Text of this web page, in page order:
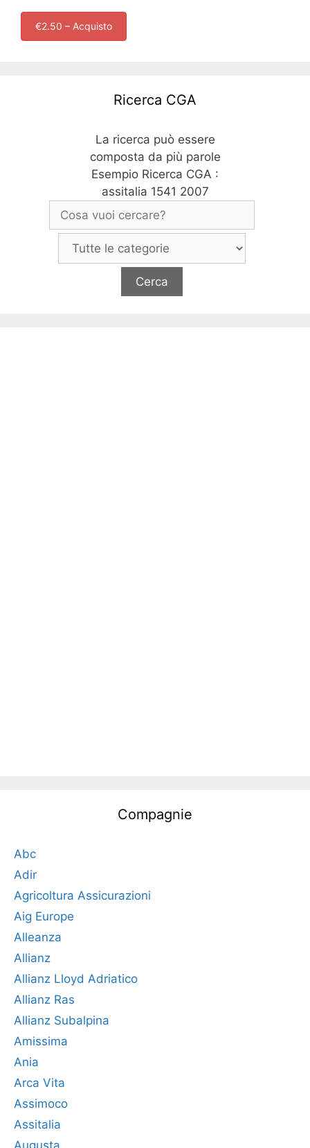
€2.50 – Acquisto
Ricerca CGA
La ricerca può essere
composta da più parole
Esempio Ricerca CGA :
assitalia 1541 2007
Compagnie
Abc
Adir
Agricoltura Assicurazioni
Aig Europe
Alleanza
Allianz
Allianz Lloyd Adriatico
Allianz Ras
Allianz Subalpina
Amissima
Ania
Arca Vita
Assimoco
Assitalia
Augusta